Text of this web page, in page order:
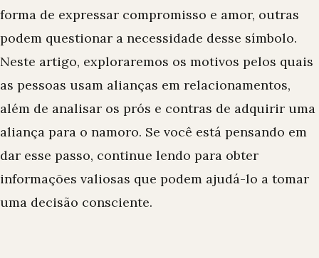
forma de expressar compromisso e amor, outras
podem questionar a necessidade desse símbolo.
Neste artigo, exploraremos os motivos pelos quais
as pessoas usam alianças em relacionamentos,
além de analisar os prós e contras de adquirir uma
aliança para o namoro. Se você está pensando em
dar esse passo, continue lendo para obter
informações valiosas que podem ajudá-lo a tomar
uma decisão consciente.